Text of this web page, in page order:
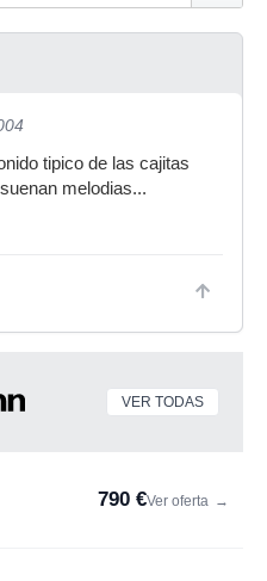
tipico de las cajitas
melodias...
VER TODAS
790 €Ver oferta →